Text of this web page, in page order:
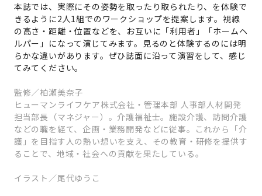
本誌では、実際にその姿勢を取ったり取られたり、を体験で
きるように2人1組でのワークショップを提案します。視線
の高さ・距離・位置などを、お互いに「利用者」「ホームヘ
ルパー」になって演じてみます。見るのと体験するのには明
らかな違いがあります。ぜひ誌面に沿って演習をして、感じ
てみてください。
監修／柏瀬美奈子
ヒューマンライフケア株式会社・管理本部 人事部人材開発
担当部長（マネジャー）。介護福祉士。施設介護、訪問介護
などの職を経て、企画・業務開発などに従事。これから「介
護」を目指す人の熱い想いを支え、その教育・研修を提供す
ることで、地域・社会への貢献を果たしている。
イラスト／尾代ゆうこ